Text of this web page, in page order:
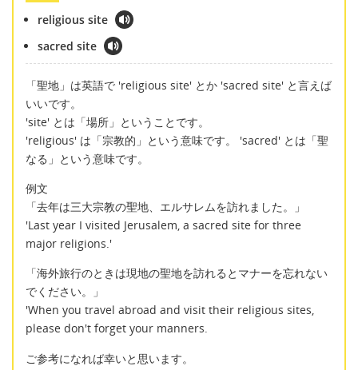
religious site
sacred site
「聖地」は英語で 'religious site' とか 'sacred site' と言えば
いいです。
'site' とは「場所」ということです。
'religious' は「宗教的」という意味です。 'sacred' とは「聖
なる」という意味です。
例文
「去年は三大宗教の聖地、エルサレムを訪れました。」
'Last year I visited Jerusalem, a sacred site for three
major religions.'
「海外旅行のときは現地の聖地を訪れるとマナーを忘れない
でください。」
'When you travel abroad and visit their religious sites,
please don't forget your manners.
ご参考になれば幸いと思います。